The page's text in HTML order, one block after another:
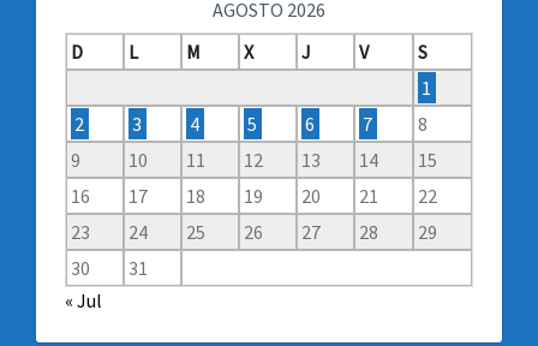
AGOSTO 2026
D
L M X J V
S
1
2
3 4 5 6 7
8
9
10 11 12 13 14
15
16
17 18 19 20 21
22
23
24 25 26 27 28
29
30
31
« Jul